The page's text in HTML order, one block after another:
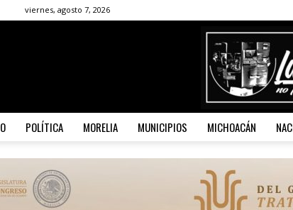
viernes, agosto 7, 2026
POLÍTICA MORELIA MUNICIPIOS MICHOACÁN